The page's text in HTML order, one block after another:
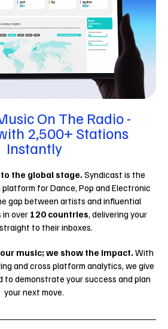
On The Radio -
2,500+ Stations
Instantly
the global stage. Syndicast is the
platform for Dance, Pop and Electronic
gap between artists and influential
in over 120 countries , delivering your
to their inboxes.
music; we show the impact. With
and cross platform analytics, we give
to demonstrate your success and plan
your next move.